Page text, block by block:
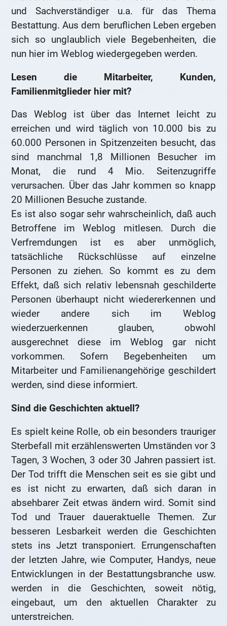
und Sachverständiger u.a. für das Thema
Bestattung. Aus dem beruflichen Leben ergeben
sich so unglaublich viele Begebenheiten, die
nun hier im Weblog wiedergegeben werden.
Lesen die Mitarbeiter, Kunden,
Familienmitglieder hier mit?
Das Weblog ist über das Internet leicht zu
erreichen und wird täglich von 10.000 bis zu
60.000 Personen in Spitzenzeiten besucht, das
sind manchmal 1,8 Millionen Besucher im
Monat, die rund 4 Mio. Seitenzugriffe
verursachen. Über das Jahr kommen so knapp
20 Millionen Besuche zustande.
Es ist also sogar sehr wahrscheinlich, daß auch
Betroffene im Weblog mitlesen. Durch die
Verfremdungen ist es aber unmöglich,
tatsächliche Rückschlüsse auf einzelne
Personen zu ziehen. So kommt es zu dem
Effekt, daß sich relativ lebensnah geschilderte
Personen überhaupt nicht wiedererkennen und
wieder andere sich im Weblog
wiederzuerkennen glauben, obwohl
ausgerechnet diese im Weblog gar nicht
vorkommen. Sofern Begebenheiten um
Mitarbeiter und Familienangehörige geschildert
werden, sind diese informiert.
Sind die Geschichten aktuell?
Es spielt keine Rolle, ob ein besonders trauriger
Sterbefall mit erzählenswerten Umständen vor 3
Tagen, 3 Wochen, 3 oder 30 Jahren passiert ist.
Der Tod trifft die Menschen seit es sie gibt und
es ist nicht zu erwarten, daß sich daran in
absehbarer Zeit etwas ändern wird. Somit sind
Tod und Trauer daueraktuelle Themen. Zur
besseren Lesbarkeit werden die Geschichten
stets ins Jetzt transponiert. Errungenschaften
der letzten Jahre, wie Computer, Handys, neue
Entwicklungen in der Bestattungsbranche usw.
werden in die Geschichten, soweit nötig,
eingebaut, um den aktuellen Charakter zu
unterstreichen.